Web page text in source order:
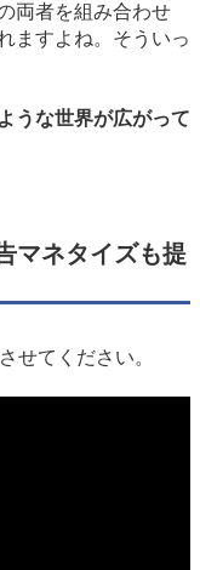
両者を組み合わせ
ますよね。そういっ
うな世界が広がって
マネタイズも提
せてください。